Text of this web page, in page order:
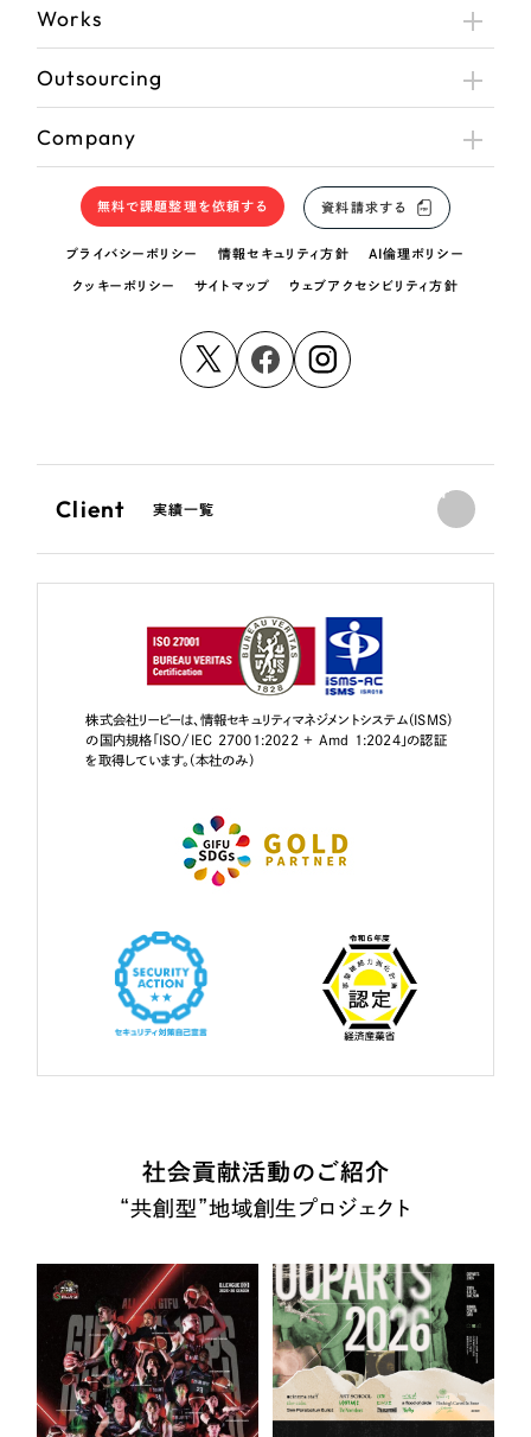
Works
Outsourcing
Company
無料で課題整理を依頼する 資料請求する
プライバシーポリシー 情報セキュリティ方針 AI倫理ポリシー
クッキーポリシー サイトマップ ウェブアクセシビリティ方針
Client 実績一覧
株式会社リーピーは、情報セキュリティマネジメントシステム（ISMS）
の国内規格「ISO/IEC 27001:2022 + Amd 1:2024」の認証
を取得しています。（本社のみ）
社会貢献活動のご紹介
“共創型”地域創生プロジェクト